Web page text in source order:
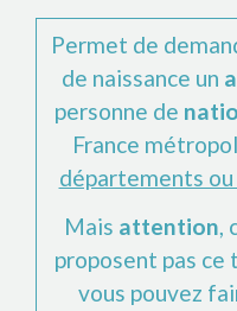
Permet de
de naissance un
personne de
France
départements
Mais attention,
proposent pas ce
vous pouvez